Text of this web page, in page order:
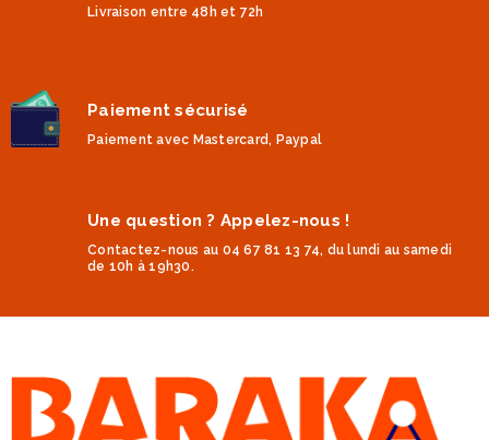
Livraison entre 48h et 72h
Paiement sécurisé
Paiement avec Mastercard, Paypal
Une question ? Appelez-nous !
Contactez-nous au 04 67 81 13 74, du lundi au samedi
de 10h à 19h30.